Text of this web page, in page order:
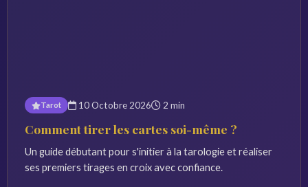
Tarot 10 Octobre 2026 2 min
Comment tirer les cartes soi-même ?
Un guide débutant pour s'initier à la tarologie et réaliser
ses premiers tirages en croix avec confiance.